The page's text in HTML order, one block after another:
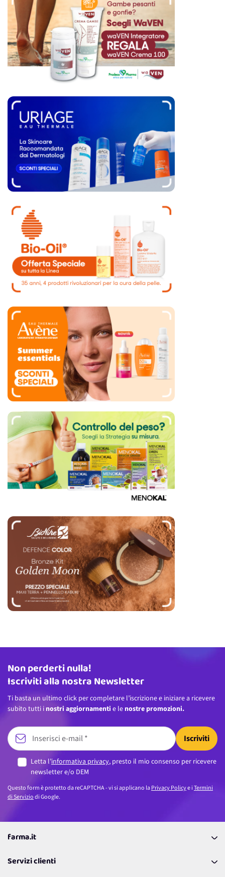
Indirizzo email
Non perderti nulla!
Iscriviti alla nostra Newsletter
Ti basta un ultimo click per completare l’iscrizione e iniziare a ricevere
subito tutti i nostri aggiornamenti e le nostre promozioni.
Iscriviti
Letta l’informativa privacy, presto il mio consenso per ricevere
newsletter e/o DEM
Questo form è protetto da reCAPTCHA - vi si applicano laPrivacy Policye iTermini
di Serviziodi Google.
farma.it
Coupon
Servizi clienti